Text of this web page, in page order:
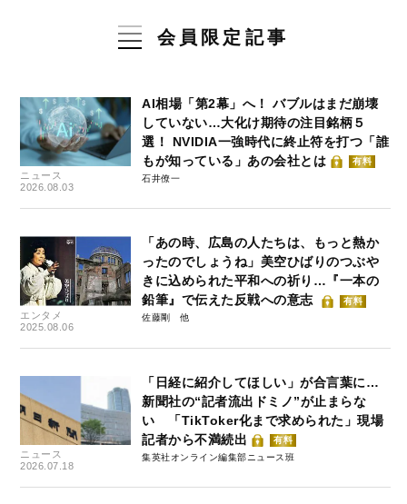
会員限定記事
ニュース
2026.08.03
AI相場「第2幕」へ！ バブルはまだ崩壊
していない…大化け期待の注目銘柄５
選！ NVIDIA一強時代に終止符を打つ「誰
もが知っている」あの会社とは
有料
石井僚一
エンタメ
2025.08.06
「あの時、広島の人たちは、もっと熱か
ったのでしょうね」美空ひばりのつぶや
きに込められた平和への祈り…『一本の
鉛筆』で伝えた反戦への意志
有料
佐藤剛
ニュース
2026.07.18
「日経に紹介してほしい」が合言葉に…
新聞社の“記者流出ドミノ”が止まらな
い 「TikToker化まで求められた」現場
記者から不満続出
有料
集英社オンライン編集部ニュース班